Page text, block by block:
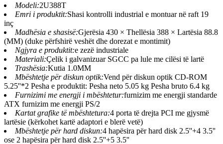
Modeli:2U388T
Emri i produktit:Shasi kontrolli industrial e montuar në raft 19
inç
Madhësia e shasisë:Gjerësia 430 × Thellësia 388 × Lartësia 88.8
(MM) (duke përfshirë veshët dhe dorezat e montimit)
Ngjyra e produktit:e zezë industriale
Materiali:Çelik i galvanizuar SGCC pa lule me cilësi të lartë
Trashësia:Kutia 1.0MM
Mbështetje për diskun optik:Vend për diskun optik CD-ROM
5.25''*2 Pesha e produktit: Pesha neto 5.05 kg Pesha bruto 6.4 kg
Furnizimi me energji i mbështetur:furnizim me energji standarde
ATX furnizim me energji PS/2
Kartat grafike të mbështetura:4 porta të drejta PCI me gjysmë
lartësie (kërkohet kartë adaptori e blerë vetë)
Mbështetje për hard diskun:4 hapësira për hard disk 2.5''+4 3.5''
ose 2 hapësira për hard disk 2.5''+5 3.5''